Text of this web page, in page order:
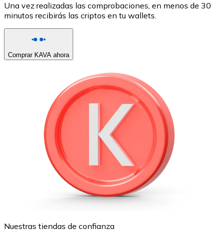
Una vez realizadas las comprobaciones, en menos de 30
minutos recibirás las criptos en tu wallets.
Comprar KAVA ahora
Nuestras tiendas de confianza